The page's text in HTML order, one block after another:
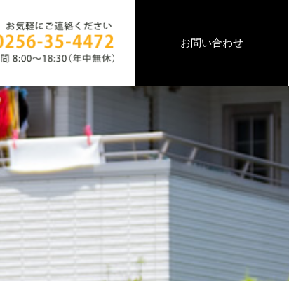
お問い合わせ